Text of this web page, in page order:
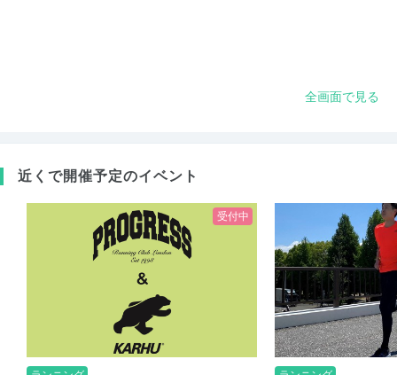
全画面で見る
近くで開催予定のイベント
受付中